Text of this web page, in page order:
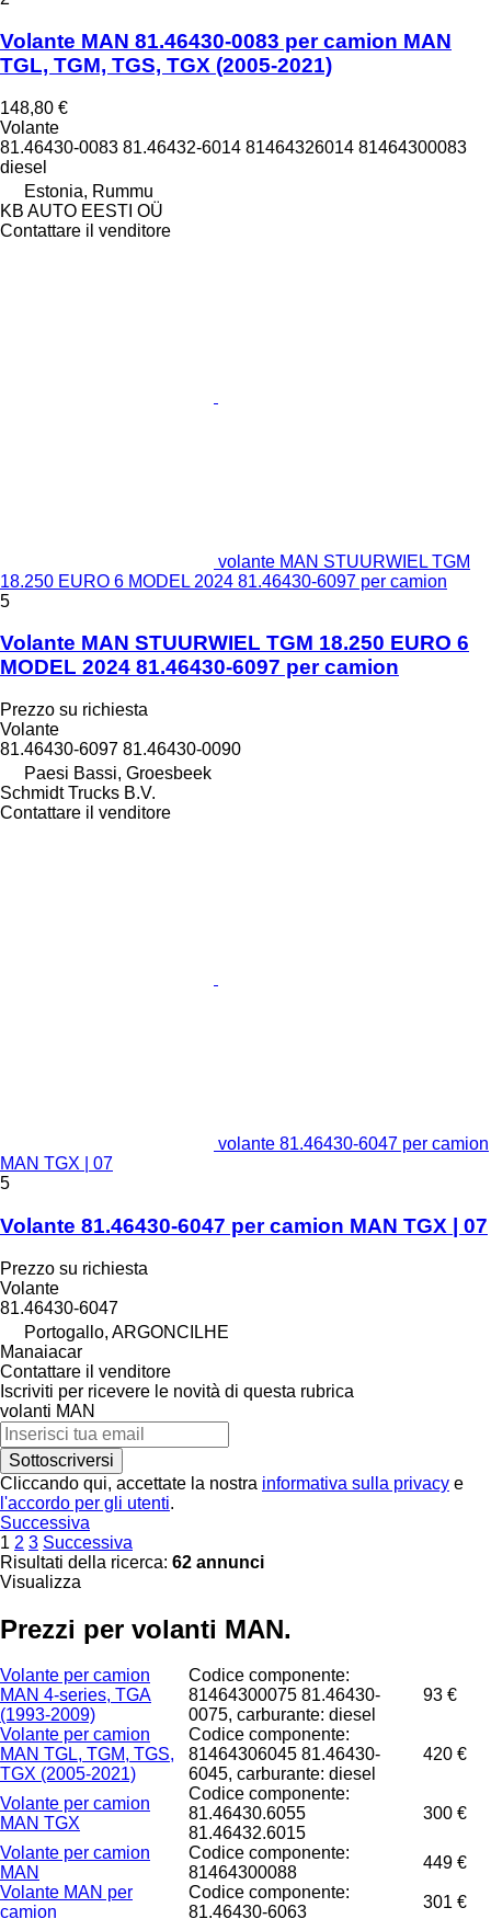
Volante MAN 81.46430-0083 per camion MAN
TGL, TGM, TGS, TGX (2005-2021)
148,80 €
Volante
81.46430-0083 81.46432-6014 81464326014 81464300083
diesel
Estonia, Rummu
KB AUTO EESTI OÜ
Contattare il venditore
volante MAN STUURWIEL TGM
18.250 EURO 6 MODEL 2024 81.46430-6097 per camion
5
Volante MAN STUURWIEL TGM 18.250 EURO 6
MODEL 2024 81.46430-6097 per camion
Prezzo su richiesta
Volante
81.46430-6097 81.46430-0090
Paesi Bassi, Groesbeek
Schmidt Trucks B.V.
Contattare il venditore
volante 81.46430-6047 per camion
MAN TGX | 07
5
Volante 81.46430-6047 per camion MAN TGX | 07
Prezzo su richiesta
Volante
81.46430-6047
Portogallo, ARGONCILHE
Manaiacar
Contattare il venditore
Iscriviti per ricevere le novità di questa rubrica
volanti MAN
Sottoscriversi
Cliccando qui, accettate la nostra informativa sulla privacy e
l'accordo per gli utenti.
Successiva
1 2 3 Successiva
Risultati della ricerca: 62 annunci
Visualizza
Prezzi per volanti MAN.
Volante per camion
MAN 4-series, TGA
(1993-2009)
Codice componente:
81464300075 81.46430-
0075, carburante: diesel
93 €
Volante per camion
MAN TGL, TGM, TGS,
TGX (2005-2021)
Codice componente:
81464306045 81.46430-
6045, carburante: diesel
420 €
Volante per camion
MAN TGX
Codice componente:
81.46430.6055
81.46432.6015
300 €
Volante per camion
MAN
Codice componente:
81464300088
449 €
Volante MAN per
camion
Codice componente:
81.46430-6063
301 €